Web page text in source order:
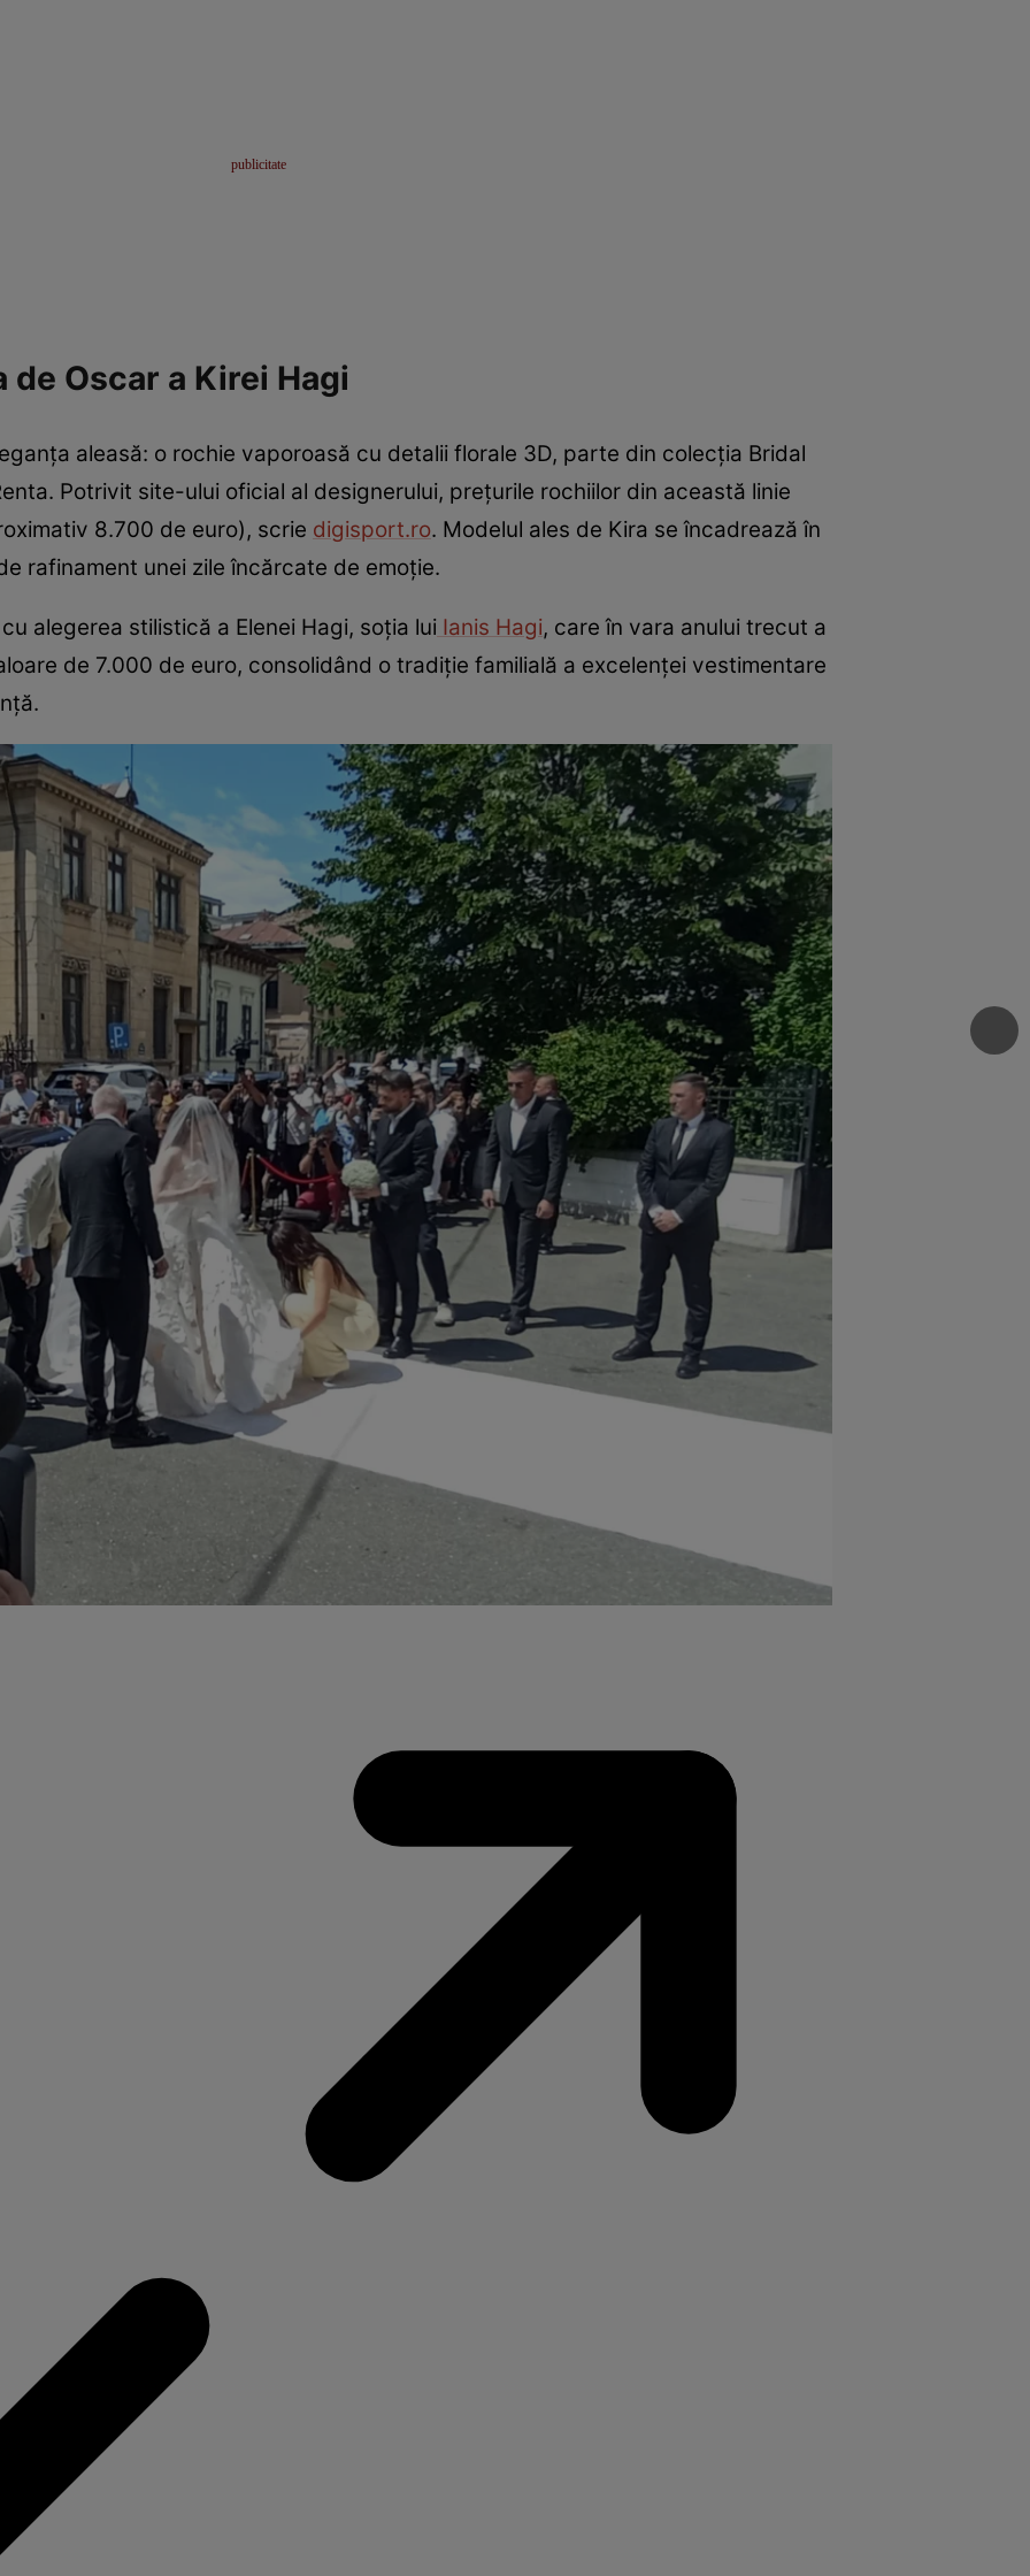
Oscar a Kirei Hagi
aleasă: o rochie vaporoasă cu detalii florale 3D, parte din colecția Bridal
Potrivit site-ului oficial al designerului, prețurile rochiilor din această linie
8.700 de euro), scrie digisport.ro. Modelul ales de Kira se încadrează în
rafinament unei zile încărcate de emoție.
alegerea stilistică a Elenei Hagi, soția lui Ianis Hagi, care în vara anului trecut a
de 7.000 de euro, consolidând o tradiție familială a excelenței vestimentare